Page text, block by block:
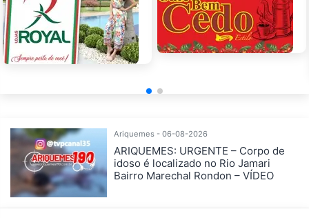
Ariquemes - 06-08-2026
ARIQUEMES: URGENTE – Corpo de
idoso é localizado no Rio Jamari
Bairro Marechal Rondon – VÍDEO